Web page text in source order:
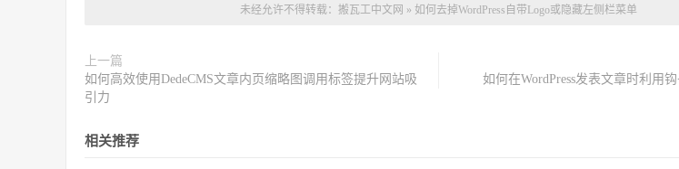
未经允许不得转载： 搬瓦工中文网 » 如何去掉WordPress自带Logo或隐藏左侧栏菜单
上一篇
如何高效使用DedeCMS文章内页缩略图调用标签提升网站吸
引力
如何在WordPress发表文章时利用
相关推荐